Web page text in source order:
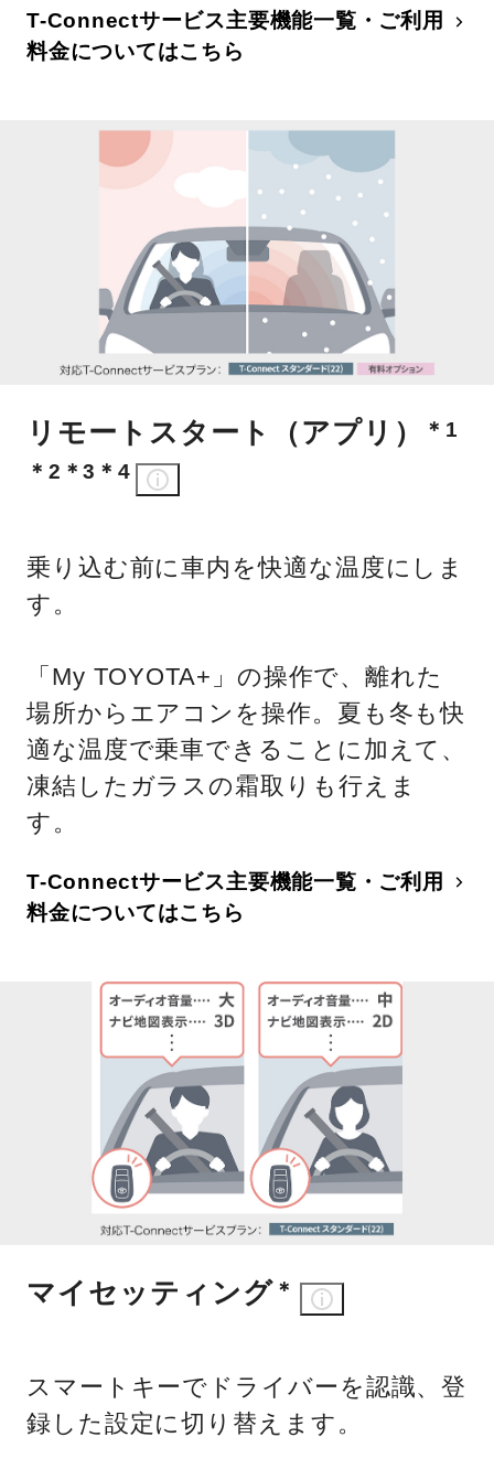
T-Connectサービス主要機能一覧・ご利用
料金についてはこちら
リモートスタート（アプリ）
＊1
＊2＊3＊4
乗り込む前に車内を快適な温度にしま
す。
「My TOYOTA+」の操作で、離れた
場所からエアコンを操作。夏も冬も快
適な温度で乗車できることに加えて、
凍結したガラスの霜取りも行えま
す。
T-Connectサービス主要機能一覧・ご利用
料金についてはこちら
マイセッティング ＊
スマートキーでドライバーを認識、登
録した設定に切り替えます。